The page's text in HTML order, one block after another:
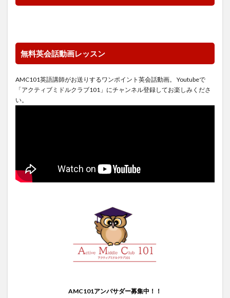
無料英会話動画レッスン
AMC101英語講師がお送りするワンポイント英会話動画。 Youtubeで
「アクティブミドルクラブ101」にチャンネル登録してお楽しみくださ
い。
AMC101アンバサダー募集中！！